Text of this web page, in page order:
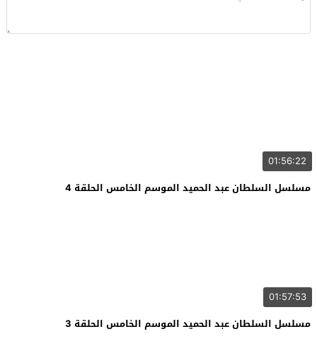
01:56:22
مسلسل السلطان عبد الحميد الموسم الخامس الحلقة 4
01:57:53
مسلسل السلطان عبد الحميد الموسم الخامس الحلقة 3